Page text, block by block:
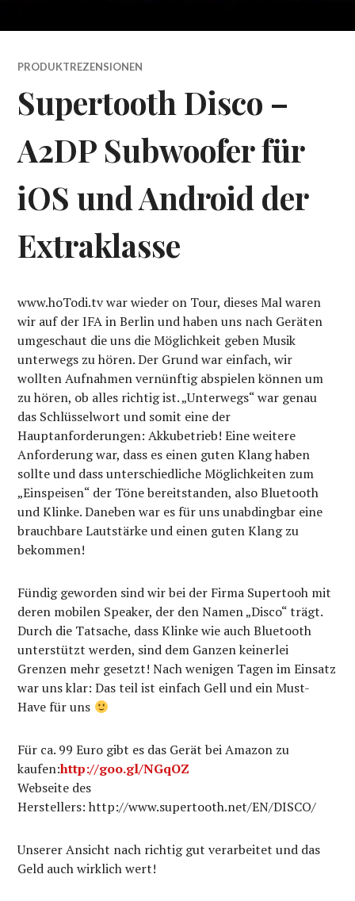
PRODUKTREZENSIONEN
Supertooth Disco –
A2DP Subwoofer für
iOS und Android der
Extraklasse
www.hoTodi.tv war wieder on Tour, dieses Mal waren
wir auf der IFA in Berlin und haben uns nach Geräten
umgeschaut die uns die Möglichkeit geben Musik
unterwegs zu hören. Der Grund war einfach, wir
wollten Aufnahmen vernünftig abspielen können um
zu hören, ob alles richtig ist. „Unterwegs“ war genau
das Schlüsselwort und somit eine der
Hauptanforderungen: Akkubetrieb! Eine weitere
Anforderung war, dass es einen guten Klang haben
sollte und dass unterschiedliche Möglichkeiten zum
„Einspeisen“ der Töne bereitstanden, also Bluetooth
und Klinke. Daneben war es für uns unabdingbar eine
brauchbare Lautstärke und einen guten Klang zu
bekommen!
Fündig geworden sind wir bei der Firma Supertooh mit
deren mobilen Speaker, der den Namen „Disco“ trägt.
Durch die Tatsache, dass Klinke wie auch Bluetooth
unterstützt werden, sind dem Ganzen keinerlei
Grenzen mehr gesetzt! Nach wenigen Tagen im Einsatz
war uns klar: Das teil ist einfach Gell und ein Must-
Have für uns
Für ca. 99 Euro gibt es das Gerät bei Amazon zu
kaufen:http://goo.gl/NGqOZ
Webseite des
Herstellers: http://www.supertooth.net/EN/DISCO/
Unserer Ansicht nach richtig gut verarbeitet und das
Geld auch wirklich wert!